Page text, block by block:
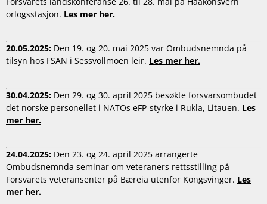
orlogsstasjon. Les mer her.
20.05.2025: Den 19. og 20. mai 2025 var Ombudsnemnda på
tilsyn hos FSAN i Sessvollmoen leir. Les mer her.
30.04.2025: Den 29. og 30. april 2025 besøkte forsvarsombudet
det norske personellet i NATOs eFP-styrke i Rukla, Litauen. Les
mer her.
24.04.2025: Den 23. og 24. april 2025 arrangerte
Ombudsnemnda seminar om veteraners rettsstilling på
Forsvarets veteransenter på Bæreia utenfor Kongsvinger. Les
mer her.